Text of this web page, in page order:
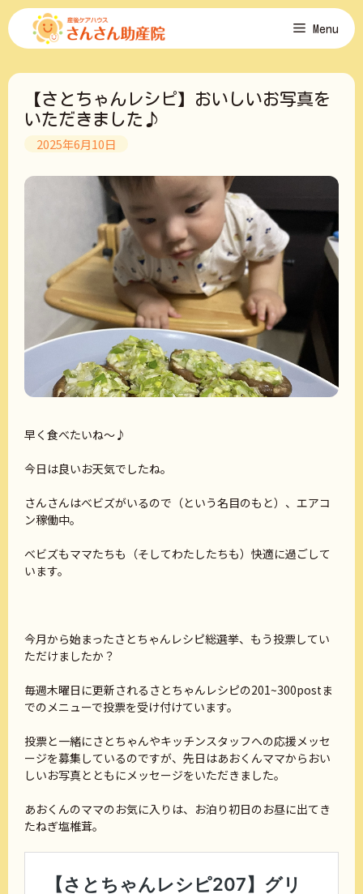
コ
ン
ツ
Menu
【さとちゃんレシピ】おいしいお写真を
いただきました♪
2025年6月10日
早く食べたいね～♪
今日は良いお天気でしたね。
さんさんはべビズがいるので（という名目のもと）、エアコ
ン稼働中。
べビズもママたちも（そしてわたしたちも）快適に過ごして
います。
今月から始まったさとちゃんレシピ総選挙、もう投票してい
ただけましたか？
毎週木曜日に更新されるさとちゃんレシピの201~300postま
でのメニューで投票を受け付けています。
投票と一緒にさとちゃんやキッチンスタッフへの応援メッセ
ージを募集しているのですが、先日はあおくんママからおい
しいお写真とともにメッセージをいただきました。
あおくんのママのお気に入りは、お泊り初日のお昼に出てき
たねぎ塩椎茸。